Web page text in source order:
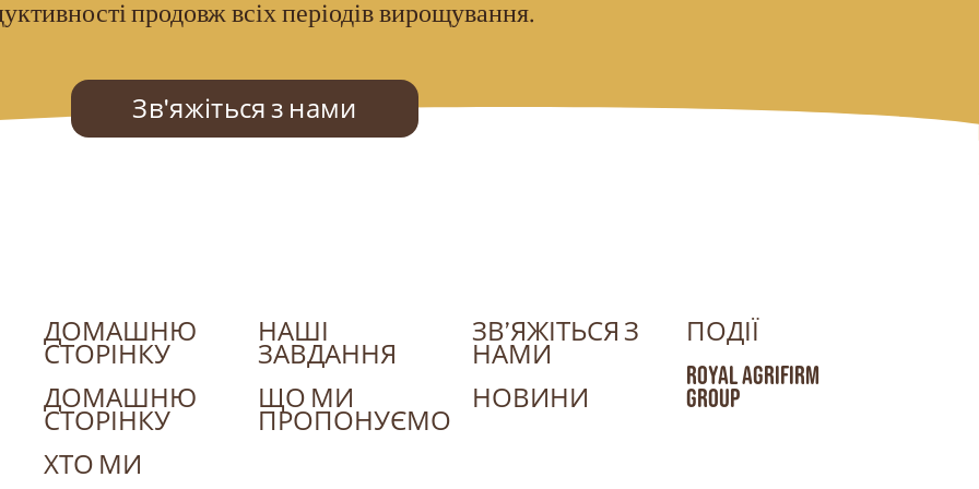
продовж всіх періодів вирощування.
Зв'яжіться з нами
ДОМАШНЮ
СТОРІНКУ
ДОМАШНЮ
СТОРІНКУ
ХТО МИ
НАШІ
ЗАВДАННЯ
ЩО МИ
ПРОПОНУЄМО
ЗВ’ЯЖІТЬСЯ З
НАМИ
НОВИНИ
ПОДІЇ
ROYAL AGRIFIRM
GROUP